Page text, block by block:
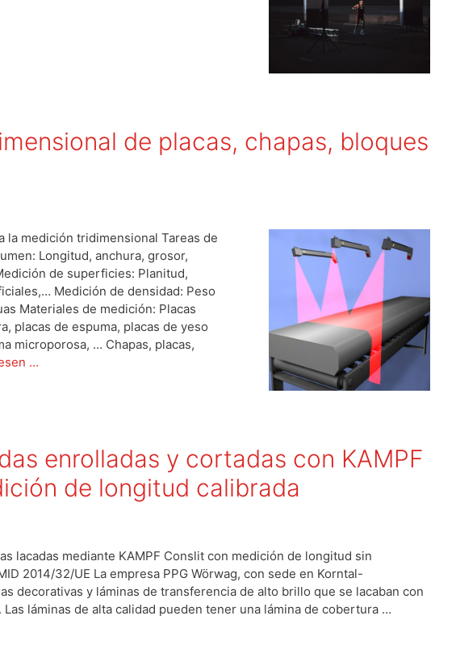
de placas, chapas, bloques
la medición tridimensional Tareas de
Longitud, anchura, grosor,
de superficies: Planitud,
Medición de densidad: Peso
Materiales de medición: Placas
placas de espuma, placas de yeso
microporosa, … Chapas, placas,
…
enrolladas y cortadas con KAMPF
de longitud calibrada
lacadas mediante KAMPF Conslit con medición de longitud sin
2014/32/UE La empresa PPG Wörwag, con sede en Korntal-
decorativas y láminas de transferencia de alto brillo que se lacaban con
láminas de alta calidad pueden tener una lámina de cobertura …